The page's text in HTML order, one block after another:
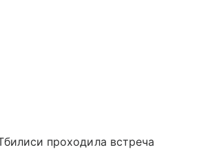
проходила встреча